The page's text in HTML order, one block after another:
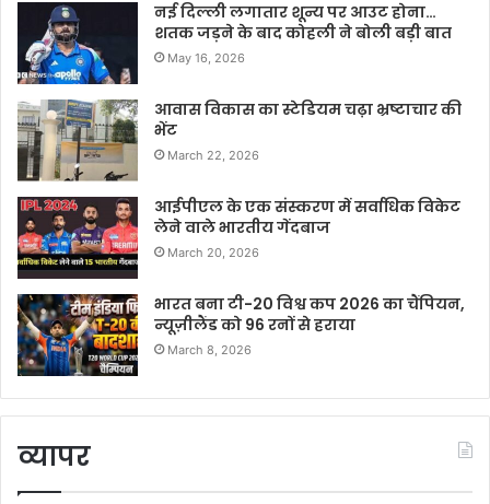
नई दिल्ली लगातार शून्य पर आउट होना…
शतक जड़ने के बाद कोहली ने बोली बड़ी बात
May 16, 2026
आवास विकास का स्टेडियम चढ़ा भ्रष्टाचार की
भेंट
March 22, 2026
आईपीएल के एक संस्करण में सर्वाधिक विकेट
लेने वाले भारतीय गेंदबाज
March 20, 2026
भारत बना टी-20 विश्व कप 2026 का चैंपियन,
न्यूज़ीलैंड को 96 रनों से हराया
March 8, 2026
व्यापर